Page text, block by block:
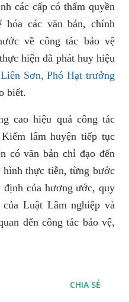
các cấp có thẩm quyền
hóa các văn bản, chính
về công tác bảo vệ
hiện đã phát huy hiệu
Sơn, Phó Hạt trưởng
biết.
cao hiệu quả công tác
lâm huyện tiếp tục
có văn bản chỉ đạo đến
thực tiễn, từng bước
định của hương ước, quy
Luật Lâm nghiệp và
đến công tác bảo vệ,
CHIA SẺ